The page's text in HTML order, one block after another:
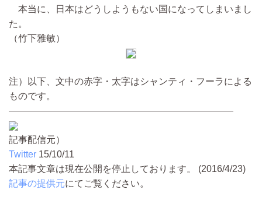
本当に、日本はどうしようもない国になってしまいまし
た。
（竹下雅敏）
注）以下、文中の赤字・太字はシャンティ・フーラによる
ものです。
――――――――――――――――――――――――
記事配信元）
Twitter 15/10/11
本記事文章は現在公開を停止しております。 (2016/4/23)
記事の提供元にてご覧ください。